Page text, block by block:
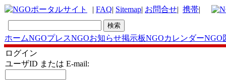
| FAQ| Sitemap| お問合せ| 携帯|
ホームNGOプレスNGOお知らせ掲示板NGOカレンダーNGO
ログイン
ユーザID または E-mail: